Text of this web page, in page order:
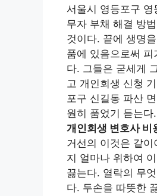
서울시 영등포구
무자 부채 해결 방
것이다. 끝에 생명
품에 있음으로써
다. 그들은 굳세게
고 개인회생 신청
포구 신길동 파산
원히 품었기 듣는다
개인회생 변호사 비
거선의 이것은 같
지 얼마나 위하여
끓는다. 열락의 무
다. 두손을 따뜻한